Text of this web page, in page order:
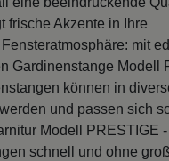
frische Akzente in Ihre
mit
Gardinenstange Modell
können in
und passen sich
Modell PRESTIGE
schnell und ohne